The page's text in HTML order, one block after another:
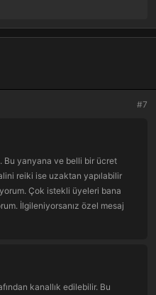
#7
Bu yanyana ve belli bir ücret
reiki ise uzaktan yapılabilir
Çok istekli üyeleri bana
İlgileniyorsanız özel mesaj
kanallık edilebilir. Bu